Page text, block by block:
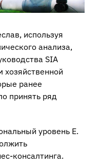
используя
анализа,
SIA
хозяйственной
ранее
принять ряд
уровень Е.
консалтинга.